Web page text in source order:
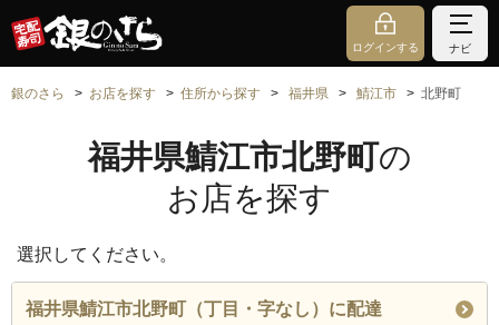
ログインする ナビ
銀のさら お店を探す 住所から探す 福井県 鯖江市 北野町
福井県鯖江市北野町の
お店を探す
選択してください。
福井県鯖江市北野町（丁目・字なし）に配達